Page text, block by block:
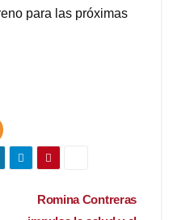
para las próximas
Romina Contreras